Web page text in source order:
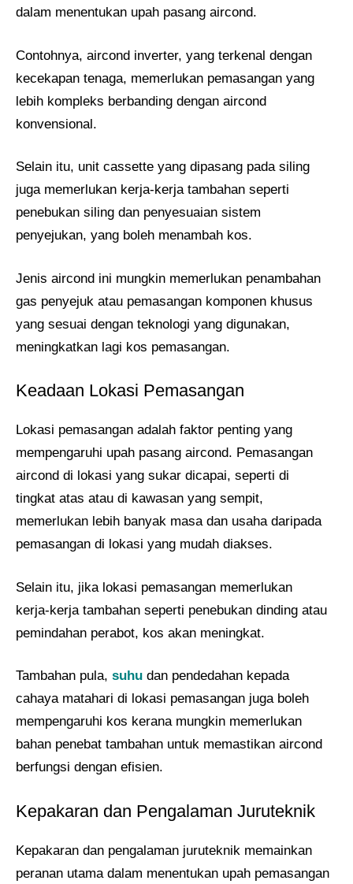
dalam menentukan upah pasang aircond.
Contohnya, aircond inverter, yang terkenal dengan
kecekapan tenaga, memerlukan pemasangan yang
lebih kompleks berbanding dengan aircond
konvensional.
Selain itu, unit cassette yang dipasang pada siling
juga memerlukan kerja-kerja tambahan seperti
penebukan siling dan penyesuaian sistem
penyejukan, yang boleh menambah kos.
Jenis aircond ini mungkin memerlukan penambahan
gas penyejuk atau pemasangan komponen khusus
yang sesuai dengan teknologi yang digunakan,
meningkatkan lagi kos pemasangan.
Keadaan Lokasi Pemasangan
Lokasi pemasangan adalah faktor penting yang
mempengaruhi upah pasang aircond. Pemasangan
aircond di lokasi yang sukar dicapai, seperti di
tingkat atas atau di kawasan yang sempit,
memerlukan lebih banyak masa dan usaha daripada
pemasangan di lokasi yang mudah diakses.
Selain itu, jika lokasi pemasangan memerlukan
kerja-kerja tambahan seperti penebukan dinding atau
pemindahan perabot, kos akan meningkat.
Tambahan pula, suhu dan pendedahan kepada
cahaya matahari di lokasi pemasangan juga boleh
mempengaruhi kos kerana mungkin memerlukan
bahan penebat tambahan untuk memastikan aircond
berfungsi dengan efisien.
Kepakaran dan Pengalaman Juruteknik
Kepakaran dan pengalaman juruteknik memainkan
peranan utama dalam menentukan upah pemasangan